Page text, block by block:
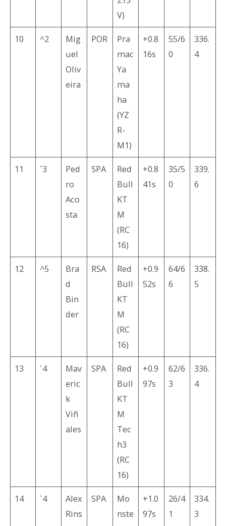
V)
10 ^2
Mig
uel
Oliv
eira
POR
Pra
mac
Ya
ma
ha
(YZ
R-
M1)
+0.8
16s
55/6
0
336.
4
11 ˅3
Ped
ro
Aco
sta
SPA
Red
Bull
KT
M
(RC
16)
+0.8
41s
35/5
0
339.
6
12 ^5
Bra
d
Bin
der
RSA
Red
Bull
KT
M
(RC
16)
+0.9
52s
64/6
6
338.
5
13 ˅4
Mav
eric
k
Viñ
ales
SPA
Red
Bull
KT
M
Tec
h3
(RC
16)
+0.9
97s
62/6
3
336.
4
14 ˅4
Alex
Rins
SPA
Mo
nste
+1.0
97s
26/4
1
334.
3